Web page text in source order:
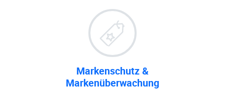
Markenschutz &
Markenüberwachung